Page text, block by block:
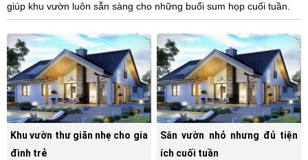
giúp khu vườn luôn sẵn sàng cho những buổi sum họp cuối tuần.
Khu vườn thư giãn nhẹ cho gia
đình trẻ
Sân vườn nhỏ nhưng đủ tiện
ích cuối tuần